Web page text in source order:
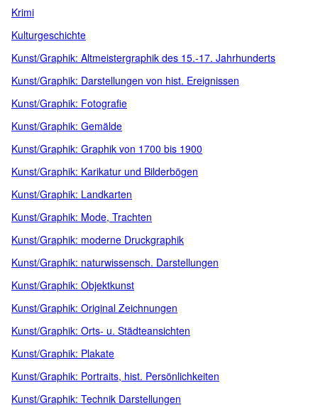
Krimi
Kulturgeschichte
Kunst/Graphik: Altmeistergraphik des 15.-17. Jahrhunderts
Kunst/Graphik: Darstellungen von hist. Ereignissen
Kunst/Graphik: Fotografie
Kunst/Graphik: Gemälde
Kunst/Graphik: Graphik von 1700 bis 1900
Kunst/Graphik: Karikatur und Bilderbögen
Kunst/Graphik: Landkarten
Kunst/Graphik: Mode, Trachten
Kunst/Graphik: moderne Druckgraphik
Kunst/Graphik: naturwissensch. Darstellungen
Kunst/Graphik: Objektkunst
Kunst/Graphik: Original Zeichnungen
Kunst/Graphik: Orts- u. Städteansichten
Kunst/Graphik: Plakate
Kunst/Graphik: Portraits, hist. Persönlichkeiten
Kunst/Graphik: Technik Darstellungen